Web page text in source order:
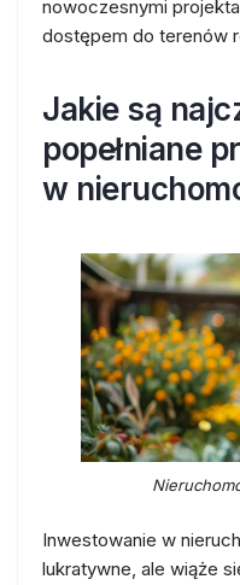
nowoczesnymi
dostępem do terenów
Jakie są
popełniane
w
Inwestowanie w
lukratywne, ale wiąże